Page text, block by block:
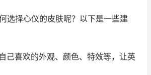
选择心仪的皮肤呢？以下是一些建
己喜欢的外观、颜色、特效等，让英